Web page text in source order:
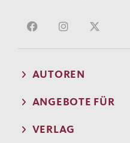
AUTOREN
ANGEBOTE FÜR
VERLAG